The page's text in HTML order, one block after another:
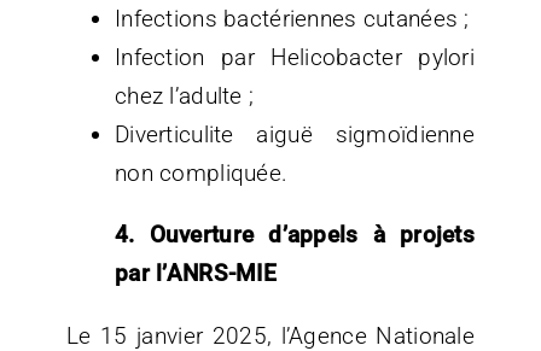
Infections bactériennes cutanées ;
Infection par Helicobacter pylori
chez l’adulte ;
Diverticulite aiguë sigmoïdienne
non compliquée.
4. Ouverture d’appels à projets
par l’ANRS-MIE
Le 15 janvier 2025, l’Agence Nationale